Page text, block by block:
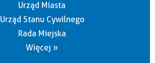
Urząd Miasta
Urząd Stanu Cywilnego
Rada Miejska
Więcej »